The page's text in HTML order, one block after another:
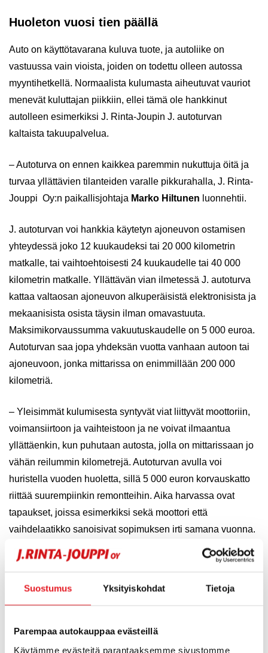
Suostumus Yksityiskohdat Tietoja
Parempaa autokauppaa evästeillä
Käytämme evästeitä parantaaksemme sivustomme
Huoleton vuosi tien päällä
Auto on käyttötavarana kuluva tuote, ja autoliike on
vastuussa vain vioista, joiden on todettu olleen autossa
myyntihetkellä. Normaalista kulumasta aiheutuvat vauriot
menevät kuluttajan piikkiin, ellei tämä ole hankkinut
autolleen esimerkiksi J. Rinta-Joupin J. autoturvan
kaltaista takuupalvelua.
– Autoturva on ennen kaikkea paremmin nukuttuja öitä ja
turvaa yllättävien tilanteiden varalle pikkurahalla, J. Rinta-
Jouppi Oy:n paikallisjohtaja Marko Hiltunen luonnehtii.
J. autoturvan voi hankkia käytetyn ajoneuvon ostamisen
yhteydessä joko 12 kuukaudeksi tai 20 000 kilometrin
matkalle, tai vaihtoehtoisesti 24 kuukaudelle tai 40 000
kilometrin matkalle. Yllättävän vian ilmetessä J. autoturva
kattaa valtaosan ajoneuvon alkuperäisistä elektronisista ja
mekaanisista osista täysin ilman omavastuuta.
Maksimikorvaussumma vakuutuskaudelle on 5 000 euroa.
Autoturvan saa jopa yhdeksän vuotta vanhaan autoon tai
ajoneuvoon, jonka mittarissa on enimmillään 200 000
kilometriä.
– Yleisimmät kulumisesta syntyvät viat liittyvät moottoriin,
voimansiirtoon ja vaihteistoon ja ne voivat ilmaantua
yllättäenkin, kun puhutaan autosta, jolla on mittarissaan jo
vähän reilummin kilometrejä. Autoturvan avulla voi
huristella vuoden huoletta, sillä 5 000 euron korvauskatto
riittää suurempiinkin remontteihin. Aika harvassa ovat
tapaukset, joissa esimerkiksi sekä moottori että
vaihdelaatikko sanoisivat sopimuksen irti samana vuonna.
Toisaalta tällaiset viat ovat sellaisia, että ne yleensä
ilmenevät vuoden käytön aikana, jos ovat ilmetäkseen,
Huolla autosi missä vain